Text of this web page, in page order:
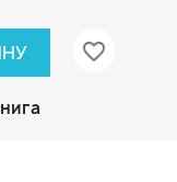
favorite_border